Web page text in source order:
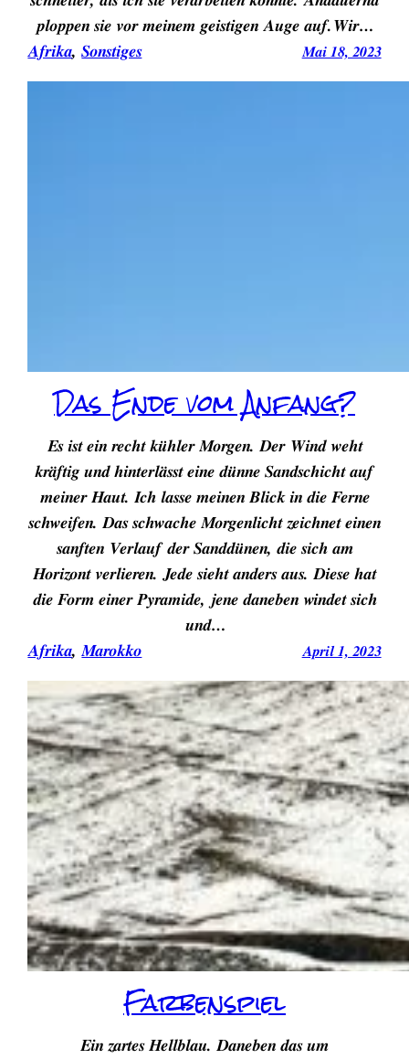
ploppen sie vor meinem geistigen Auge auf.Wir…
Afrika, Sonstiges Mai 18, 2023
Das Ende vom Anfang?
Es ist ein recht kühler Morgen. Der Wind weht
kräftig und hinterlässt eine dünne Sandschicht auf
meiner Haut. Ich lasse meinen Blick in die Ferne
schweifen. Das schwache Morgenlicht zeichnet einen
sanften Verlauf der Sanddünen, die sich am
Horizont verlieren. Jede sieht anders aus. Diese hat
die Form einer Pyramide, jene daneben windet sich
und…
Afrika, Marokko April 1, 2023
Farbenspiel
Ein zartes Hellblau. Daneben das um